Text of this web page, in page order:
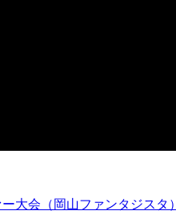
大会（岡山ファンタジスタ）